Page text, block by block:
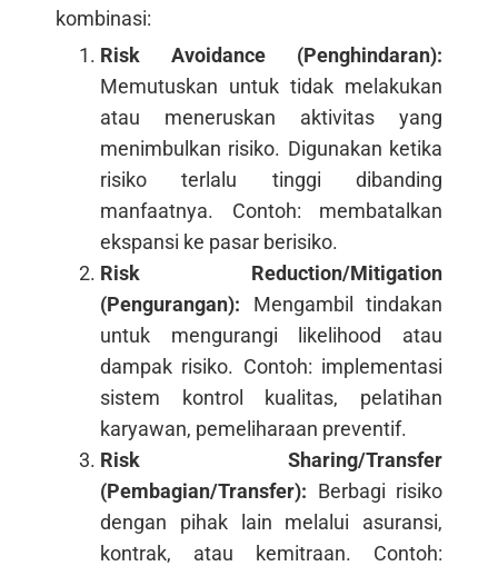
kombinasi:
Risk Avoidance (Penghindaran):
Memutuskan untuk tidak melakukan
atau meneruskan aktivitas yang
menimbulkan risiko. Digunakan ketika
risiko terlalu tinggi dibanding
manfaatnya. Contoh: membatalkan
ekspansi ke pasar berisiko.
Risk Reduction/Mitigation
(Pengurangan): Mengambil tindakan
untuk mengurangi likelihood atau
dampak risiko. Contoh: implementasi
sistem kontrol kualitas, pelatihan
karyawan, pemeliharaan preventif.
Risk Sharing/Transfer
(Pembagian/Transfer): Berbagi risiko
dengan pihak lain melalui asuransi,
kontrak, atau kemitraan. Contoh: